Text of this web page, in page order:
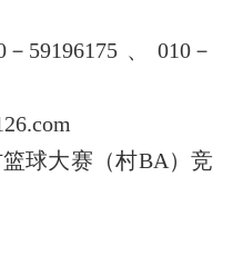
－ 59196175 、010 －
球大赛 （村BA）竞